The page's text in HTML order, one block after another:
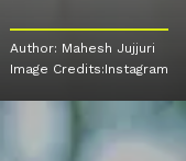
Author: Mahesh Jujjuri
Image Credits:Instagram